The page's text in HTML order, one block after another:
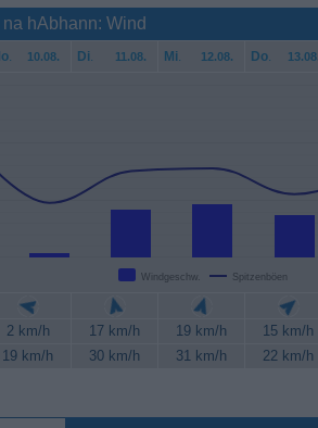
hAbhann: Wind
. 10.08. Di. 11.08. Mi. 12.08. Do.
Windgeschw. Spitzenböen
2 km/h 17 km/h 19 km/h
15 km/h
19 km/h 30 km/h 31 km/h 22 km/h